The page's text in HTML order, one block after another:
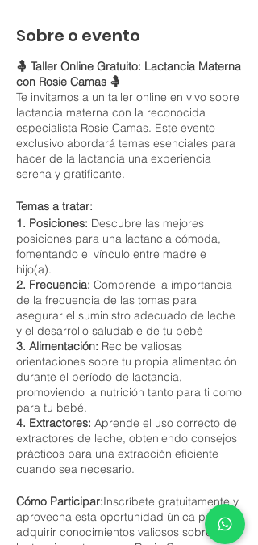
Sobre o evento
🤱 Taller Online Gratuito: Lactancia Materna
con Rosie Camas 🤱
Te invitamos a un taller online en vivo sobre
lactancia materna con la reconocida
especialista Rosie Camas. Este evento
exclusivo abordará temas esenciales para
hacer de la lactancia una experiencia
serena y gratificante.
Temas a tratar:
1. Posiciones: Descubre las mejores
posiciones para una lactancia cómoda,
fomentando el vínculo entre madre e
hijo(a).
2. Frecuencia: Comprende la importancia
de la frecuencia de las tomas para
asegurar el suministro adecuado de leche
y el desarrollo saludable de tu bebé
3. Alimentación: Recibe valiosas
orientaciones sobre tu propia alimentación
durante el período de lactancia,
promoviendo la nutrición tanto para ti como
para tu bebé.
4. Extractores: Aprende el uso correcto de
extractores de leche, obteniendo consejos
prácticos para una extracción eficiente
cuando sea necesario.
Cómo Participar:Inscríbete gratuitamente y
aprovecha esta oportunidad única para
adquirir conocimientos valiosos sobre la